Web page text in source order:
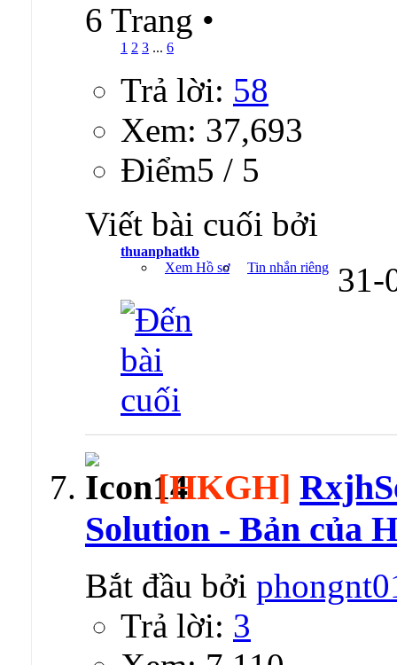
6 Trang •
1 2 3 ... 6
Trả lời: 58
Xem: 37,693
Ðiểm5 / 5
Viết bài cuối bởi
thuanphatkb
Xem Hồ sơ
Tin nhắn riêng 31-
[HKGH]
Solution - Bản của
Bắt đầu bởi
Trả lời: 3